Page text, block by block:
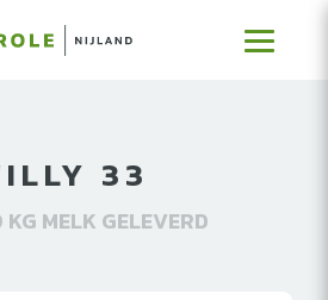
33
MELK GELEVERD